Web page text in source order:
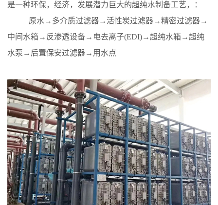
是一种环保，经济，发展潜力巨大的超纯水制备工艺，
：
原水→多介质过滤器→活性炭过滤器→精密过滤器→
中间水箱→反渗透设备→电去离子(EDI)→超纯水箱→超纯
水泵→后置保安过滤器→用水点